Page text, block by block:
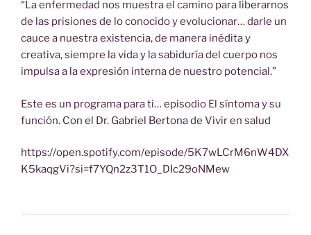
“La enfermedad nos muestra el camino para liberarnos
de las prisiones de lo conocido y evolucionar… darle un
cauce a nuestra existencia, de manera inédita y
creativa, siempre la vida y la sabiduría del cuerpo nos
impulsa a la expresión interna de nuestro potencial.”
Este es un programa para ti… episodio El síntoma y su
función. Con el Dr. Gabriel Bertona de Vivir en salud
https://open.spotify.com/episode/5K7wLCrM6nW4DX
K5kaqgVi?si=f7YQn2z3T1O_DIc29oNMew